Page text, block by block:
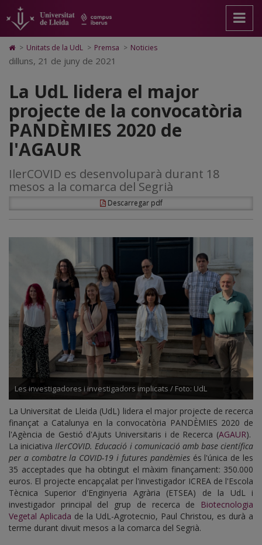
La
UdL
lidera
el
major
projecte
de
la
convocatòria
PANDÈMIES
de
l'AGAUR
pàgina
principal.
Universitat
Lleida
contingut
principal
Mapa
Web.
Universitat
Cerca
Accessibilitat.
Universitat
Lleida
Icono
de
Home
a
la
página
de
inicio
> Unitats de la UdL > Premsa > Noticies
dilluns, 21 de juny de 2021
La UdL lidera el major
projecte de la convocatòria
PANDÈMIES 2020 de
l'AGAUR
IlerCOVID es desenvoluparà durant 18
mesos a la comarca del Segrià
Descarregar pdf
Les investigadores i investigadors implicats / Foto: UdL
La Universitat de Lleida (UdL) lidera el major projecte de recerca
finançat a Catalunya en la convocatòria PANDÈMIES 2020 de
l'Agència de Gestió d'Ajuts Universitaris i de Recerca (AGAUR).
La iniciativaIlerCOVID. Educació i comunicació amb base científica
per a combatre la COVID-19 i futures pandèmiesés l'única de les
35 acceptades que ha obtingut el màxim finançament: 350.000
euros. El projecte encapçalat per l'investigador ICREA de l'Escola
Tècnica Superior d'Enginyeria Agrària (ETSEA) de la UdL i
investigador principal del grup de recerca de
Biotecnologia
Vegetal Aplicada de la UdL-Agrotecnio, Paul Christou, es durà a
terme durant divuit mesos a la comarca del Segrià.